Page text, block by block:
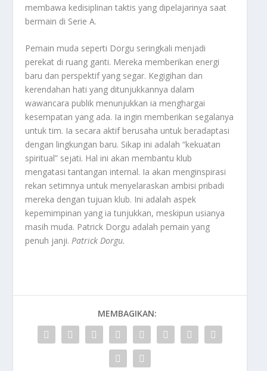
membawa kedisiplinan taktis yang dipelajarinya saat
bermain di Serie A.
Pemain muda seperti Dorgu seringkali menjadi
perekat di ruang ganti. Mereka memberikan energi
baru dan perspektif yang segar. Kegigihan dan
kerendahan hati yang ditunjukkannya dalam
wawancara publik menunjukkan ia menghargai
kesempatan yang ada. Ia ingin memberikan segalanya
untuk tim. Ia secara aktif berusaha untuk beradaptasi
dengan lingkungan baru. Sikap ini adalah “kekuatan
spiritual” sejati. Hal ini akan membantu klub
mengatasi tantangan internal. Ia akan menginspirasi
rekan setimnya untuk menyelaraskan ambisi pribadi
mereka dengan tujuan klub. Ini adalah aspek
kepemimpinan yang ia tunjukkan, meskipun usianya
masih muda. Patrick Dorgu adalah pemain yang
penuh janji.Patrick Dorgu.
MEMBAGIKAN: